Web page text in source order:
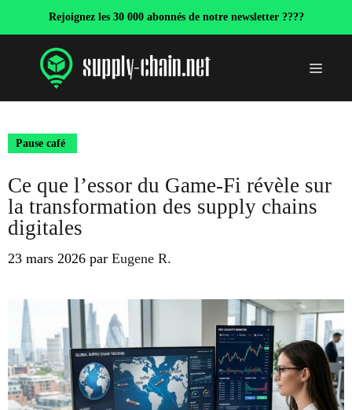
Rejoignez les 30 000 abonnés de notre newsletter ????
Menu
Pause café
Ce que l’essor du Game-Fi révèle sur
la transformation des supply chains
digitales
23 mars 2026 par Eugene R.